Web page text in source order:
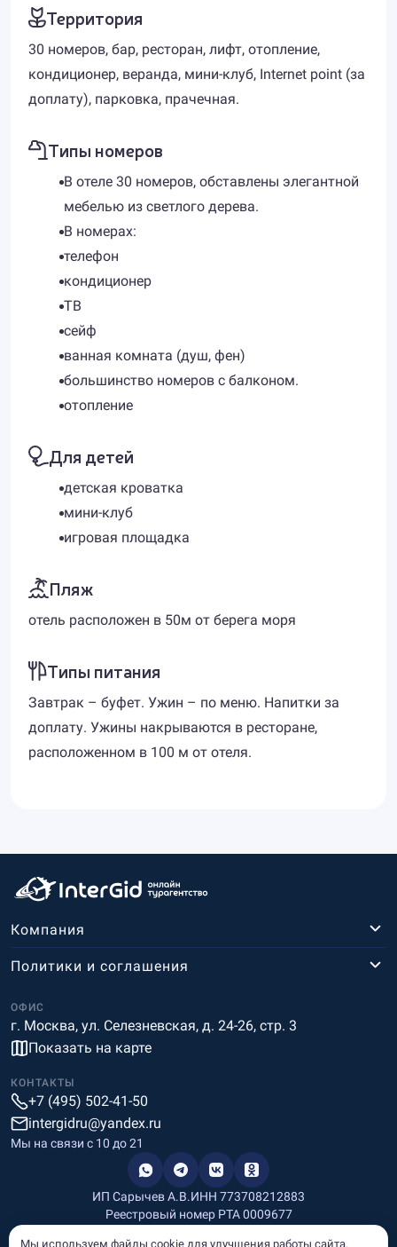
Территория
30 номеров, бар, ресторан, лифт, отопление,
кондиционер, веранда, мини-клуб, Internet point (за
доплату), парковка, прачечная.
Типы номеров
В отеле 30 номеров, обставлены элегантной
мебелью из светлого дерева.
В номерах:
телефон
кондиционер
ТВ
сейф
ванная комната (душ, фен)
большинство номеров с балконом.
отопление
Для детей
детская кроватка
мини-клуб
игровая площадка
Пляж
отель расположен в 50м от берега моря
Типы питания
Завтрак – буфет. Ужин – по меню. Напитки за
доплату. Ужины накрываются в ресторане,
расположенном в 100 м от отеля.
Компания
ОФИС
г. Москва, ул. Селезневская, д. 24-26, стр. 3
Показать на карте
Политики и соглашения
КОНТАКТЫ
+7 (495) 502-41-50
intergidru@yandex.ru
Мы на связи c 10 до 21
ИП Сарычев А.В.ИНН 773708212883
Реестровый номер РТА 0009677
Мы используем файлы cookie для улучшения работы сайта.